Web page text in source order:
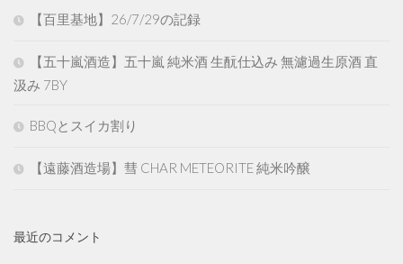
【百里基地】26/7/29の記録
【五十嵐酒造】五十嵐 純米酒 生酛仕込み 無濾過生原酒 直
汲み 7BY
BBQとスイカ割り
【遠藤酒造場】彗 CHAR METEORITE 純米吟醸
最近のコメント